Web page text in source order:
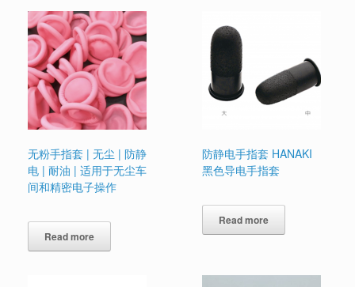
无粉手指套 | 无尘 | 防静
电 | 耐油 | 适用于无尘车
间和精密电子操作
Read more
防静电手指套 HANAKI
黑色导电手指套
Read more